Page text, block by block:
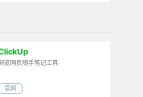
览网页随手笔记工具
官网